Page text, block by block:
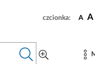
czcionka: A A